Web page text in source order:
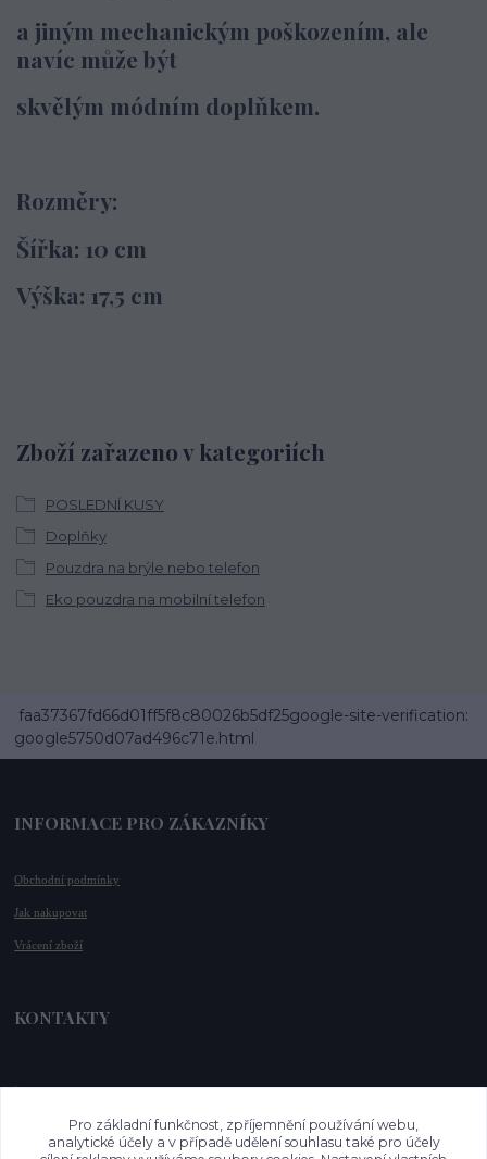
a jiným mechanickým poškozením, ale
navíc může být
skvělým módním doplňkem.
Rozměry:
Šířka: 10 cm
Výška: 17,5 cm
Zboží zařazeno v kategoriích
POSLEDNÍ KUSY
Doplňky
Pouzdra na brýle nebo telefon
Eko pouzdra na mobilní telefon
faa37367fd66d01ff5f8c80026b5df25google-site-verification:
google5750d07ad496c71e.html
INFORMACE PRO ZÁKAZNÍKY
Obchodní podmínky
Jak nakupovat
Vrácení zboží
KONTAKTY
📞 +420 732 779 508
www.vysnenekabelky.cz
Pro základní funkčnost, zpříjemnění používání webu,
analytické účely a v případě udělení souhlasu také pro účely